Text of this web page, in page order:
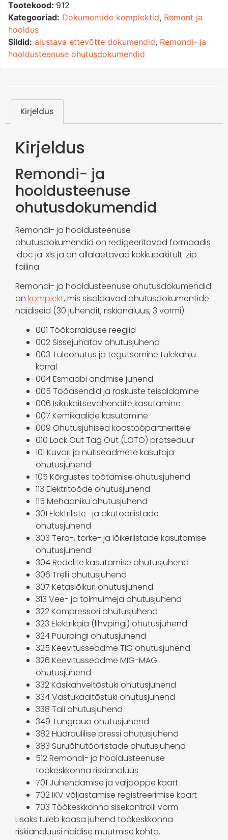
Tootekood: 912
Kategooriad: Dokumentide komplektid, Remont ja
hooldus
Sildid: alustava ettevõtte dokumendid, Remondi- ja
hooldusteenuse ohutusdokumendid
Kirjeldus
Kirjeldus
Remondi- ja
hooldusteenuse
ohutusdokumendid
Remondi- ja hooldusteenuse
ohutusdokumendid on redigeeritavad formaadis
.doc ja .xls ja on allalaetavad kokkupakitult .zip
failina
Remondi- ja hooldusteenuse ohutusdokumendid
on komplekt, mis sisaldavad ohutusdokumentide
näidiseid (30 juhendit, riskianalüüs, 3 vormi):
001 Töökorralduse reeglid
002 Sissejuhatav ohutusjuhend
003 Tuleohutus ja tegutsemine tulekahju
korral
004 Esmaabi andmise juhend
005 Tööasendid ja raskuste teisaldamine
006 Isikukaitsevahendite kasutamine
007 Kemikaalide kasutamine
009 Ohutusjuhised koostööpartneritele
010 Lock Out Tag Out (LOTO) protseduur
101 Kuvari ja nutiseadmete kasutaja
ohutusjuhend
105 Kõrgustes töötamise ohutusjuhend
113 Elektritööde ohutusjuhend
115 Mehaaniku ohutusjuhend
301 Elektriliste- ja akutööriistade
ohutusjuhend
303 Tera-, torke- ja lõikeriistade kasutamise
ohutusjuhend
304 Redelite kasutamise ohutusjuhend
306 Trelli ohutusjuhend
307 Ketaslõikuri ohutusjuhend
313 Vee- ja tolmuimeja ohutusjuhend
322 Kompressori ohutusjuhend
323 Elektrikäia (lihvpingi) ohutusjuhend
324 Puurpingi ohutusjuhend
325 Keevitusseadme TIG ohutusjuhend
326 Keevitusseadme MIG-MAG
ohutusjuhend
332 Käsikahveltõstuki ohutusjuhend
334 Vastukaaltõstuki ohutusjuhend
338 Tali ohutusjuhend
349 Tungraua ohutusjuhend
382 Hüdraulilise pressi ohutusjuhend
383 Suruõhutööriistade ohutusjuhend
512 Remondi- ja hooldusteenuse
töökeskkonna riskianalüüs
701 Juhendamise ja väljaõppe kaart
702 IKV väljastamise registreerimise kaart
703 Töökeskkonna sisekontrolli vorm
Lisaks tuleb kaasa juhend töökeskkonna
riskianalüüsi näidise muutmise kohta.